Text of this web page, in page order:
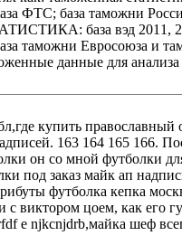
ФТС; база таможни
таможни Евросоюза и
данные для
купить православный
кепка москва. ; - футболка с